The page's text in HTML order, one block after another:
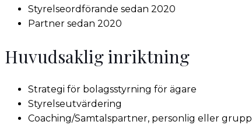
Styrelseordförande sedan 2020
Partner sedan 2020
Huvudsaklig inriktning
Strategi för bolagsstyrning för ägare
Styrelseutvärdering
Coaching/Samtalspartner, personlig eller grupp